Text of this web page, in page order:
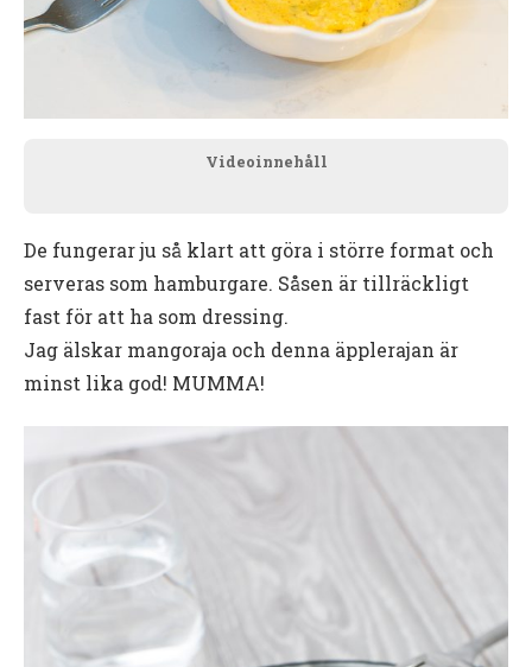
Videoinnehåll
De fungerar ju så klart att göra i större format och
serveras som hamburgare. Såsen är tillräckligt
fast för att ha som dressing.
Jag älskar mangoraja och denna äpplerajan är
minst lika god! MUMMA!